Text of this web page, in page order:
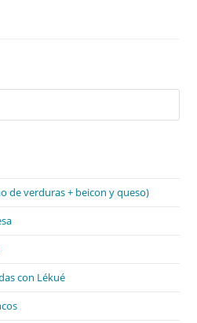
de verduras + beicon y queso)
con Lékué